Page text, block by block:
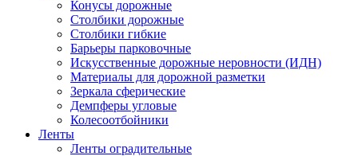
Конусы дорожные
Столбики дорожные
Столбики гибкие
Барьеры парковочные
Искусственные дорожные неровности (ИДН)
Материалы для дорожной разметки
Зеркала сферические
Демпферы угловые
Колесоотбойники
Ленты
Ленты оградительные